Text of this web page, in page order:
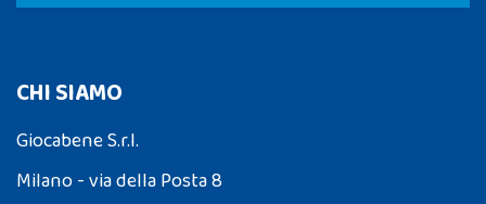
CHI SIAMO
Giocabene S.r.l.
Milano - via della Posta 8